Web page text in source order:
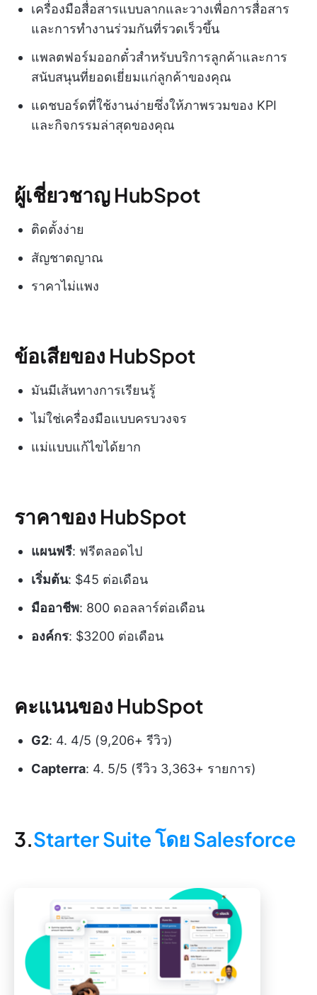
เครื่องมือสื่อสารแบบลากและวางเพื่อการสื่อสาร
และการทำงานร่วมกันที่รวดเร็วขึ้น
แพลตฟอร์มออกตั๋วสำหรับบริการลูกค้าและการ
สนับสนุนที่ยอดเยี่ยมแก่ลูกค้าของคุณ
แดชบอร์ดที่ใช้งานง่ายซึ่งให้ภาพรวมของ KPI
และกิจกรรมล่าสุดของคุณ
ผู้เชี่ยวชาญ HubSpot
ติดตั้งง่าย
สัญชาตญาณ
ราคาไม่แพง
ข้อเสียของ HubSpot
มันมีเส้นทางการเรียนรู้
ไม่ใช่เครื่องมือแบบครบวงจร
แม่แบบแก้ไขได้ยาก
ราคาของ HubSpot
แผนฟรี: ฟรีตลอดไป
เริ่มต้น: $45 ต่อเดือน
มืออาชีพ: 800 ดอลลาร์ต่อเดือน
องค์กร: $3200 ต่อเดือน
คะแนนของ HubSpot
G2: 4. 4/5 (9,206+ รีวิว)
Capterra: 4. 5/5 (รีวิว 3,363+ รายการ)
3.Starter Suite โดย Salesforce